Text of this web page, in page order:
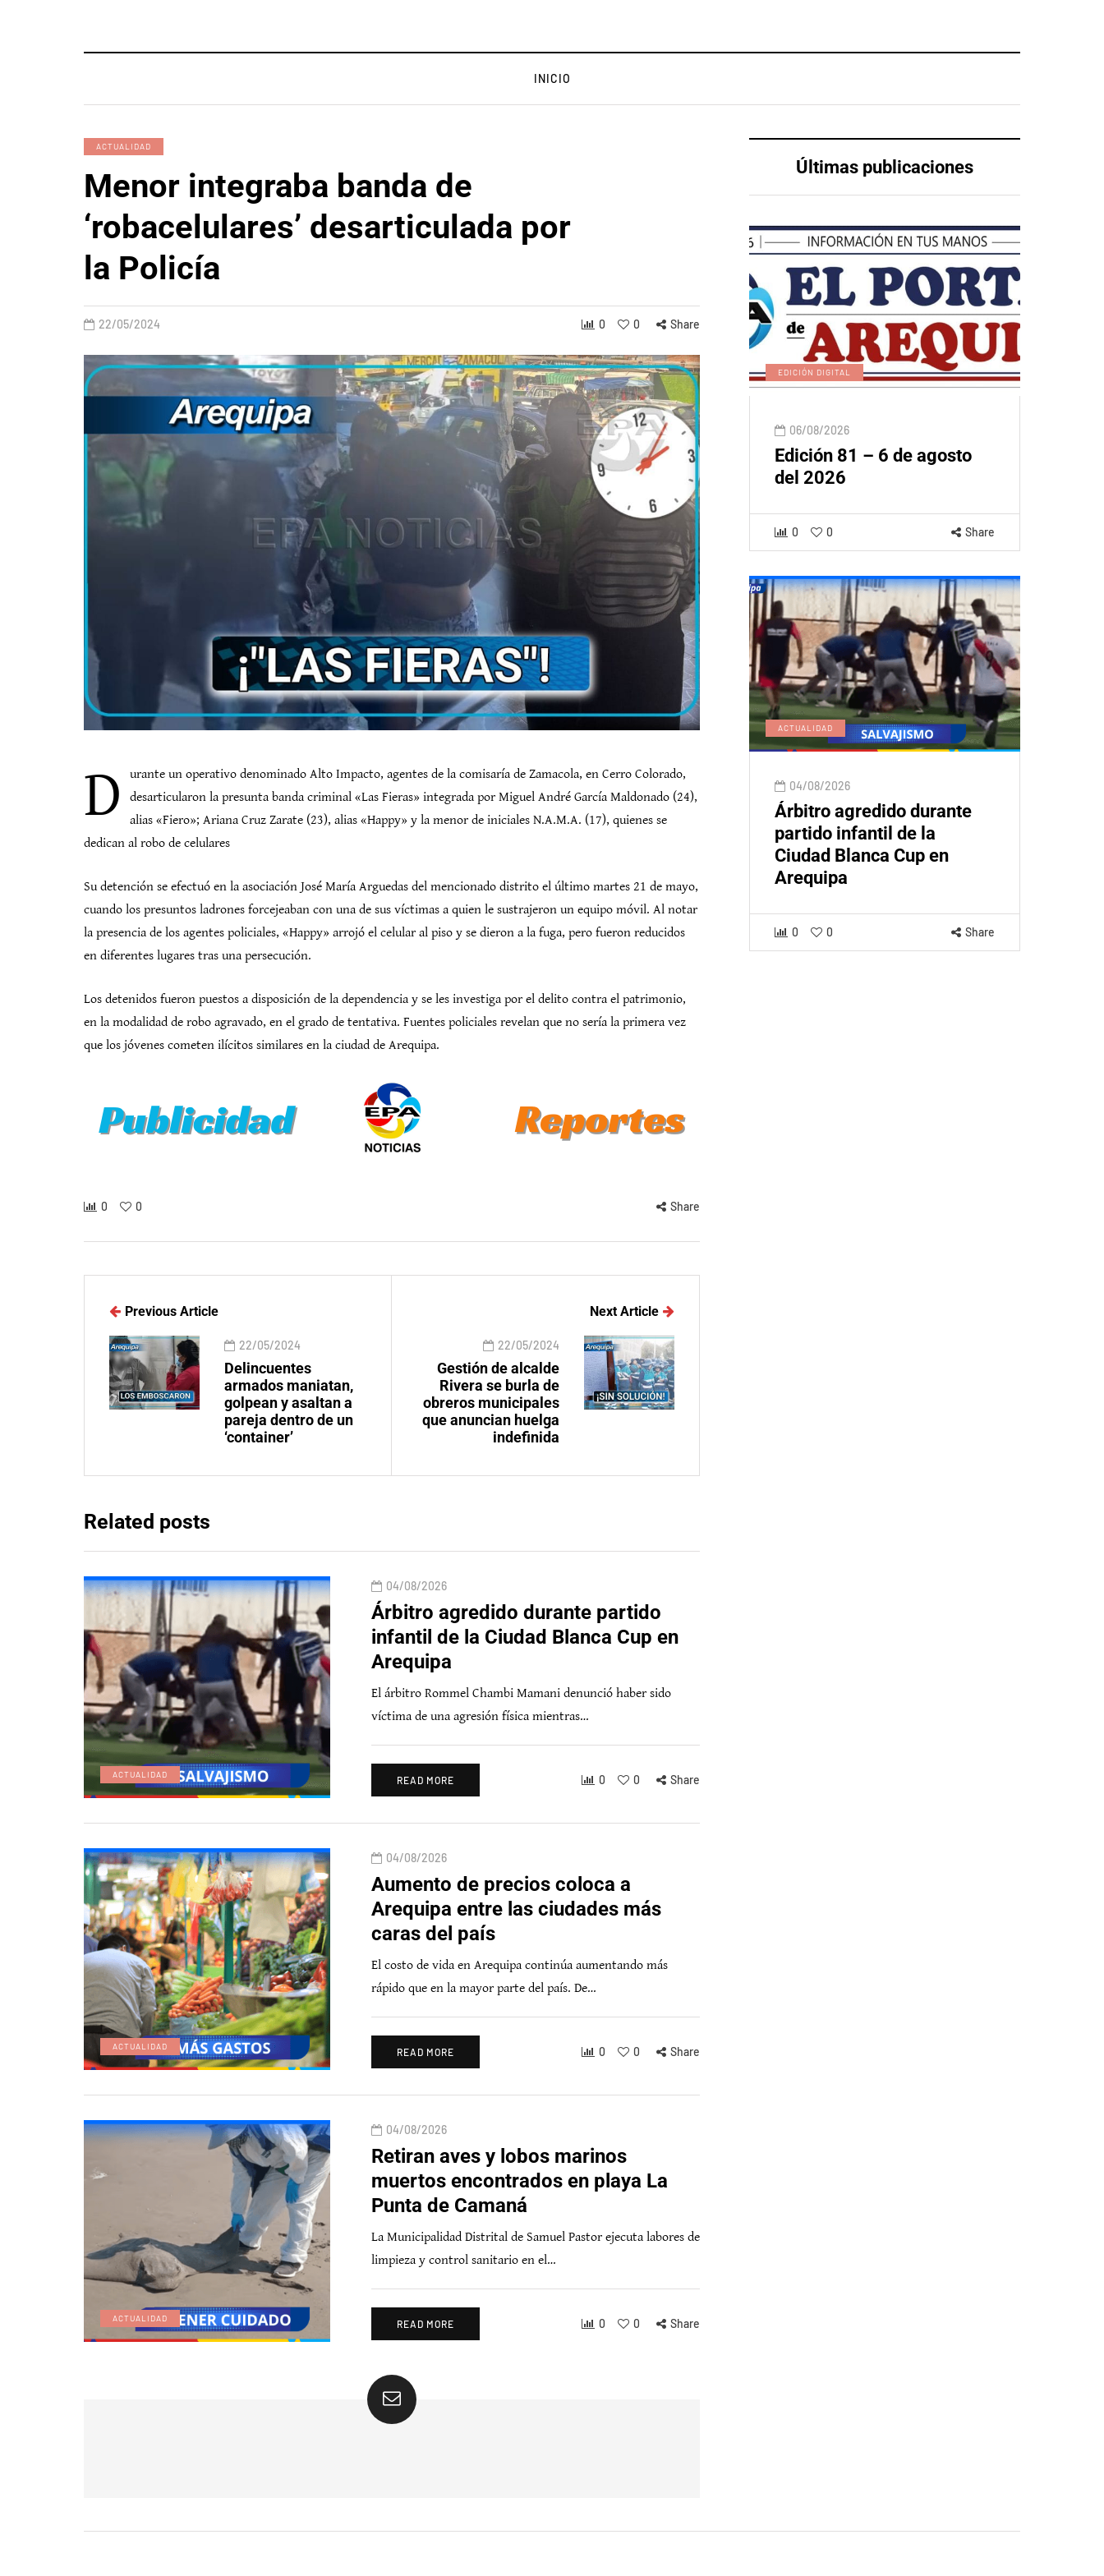
INICIO
ACTUALIDAD
Menor integraba banda de
‘robacelulares’ desarticulada por
la Policía
22/05/2024 0 0 Share
D
urante un operativo denominado Alto Impacto, agentes de la comisaría de Zamacola, en Cerro Colorado,
desarticularon la presunta banda criminal «Las Fieras» integrada por Miguel André García Maldonado (24),
alias «Fiero»; Ariana Cruz Zarate (23), alias «Happy» y la menor de iniciales N.A.M.A. (17), quienes se
dedican al robo de celulares
Su detención se efectuó en la asociación José María Arguedas del mencionado distrito el último martes 21 de mayo,
cuando los presuntos ladrones forcejeaban con una de sus víctimas a quien le sustrajeron un equipo móvil. Al notar
la presencia de los agentes policiales, «Happy» arrojó el celular al piso y se dieron a la fuga, pero fueron reducidos
en diferentes lugares tras una persecución.
Los detenidos fueron puestos a disposición de la dependencia y se les investiga por el delito contra el patrimonio,
en la modalidad de robo agravado, en el grado de tentativa. Fuentes policiales revelan que no sería la primera vez
que los jóvenes cometen ilícitos similares en la ciudad de Arequipa.
0 0 Share
Últimas publicaciones
EDICIÓN DIGITAL
06/08/2026
Edición 81 – 6 de agosto
del 2026
0 0 Share
ACTUALIDAD
04/08/2026
Árbitro agredido durante
partido infantil de la
Ciudad Blanca Cup en
Arequipa
0 0 Share
Previous Article
22/05/2024
Delincuentes
armados maniatan,
golpean y asaltan a
pareja dentro de un
‘container’
Next Article
22/05/2024
Gestión de alcalde
Rivera se burla de
obreros municipales
que anuncian huelga
indefinida
Related posts
ACTUALIDAD
04/08/2026
Árbitro agredido durante partido
infantil de la Ciudad Blanca Cup en
Arequipa
El árbitro Rommel Chambi Mamani denunció haber sido
víctima de una agresión física mientras…
READ MORE 0 0 Share
ACTUALIDAD
04/08/2026
Aumento de precios coloca a
Arequipa entre las ciudades más
caras del país
El costo de vida en Arequipa continúa aumentando más
rápido que en la mayor parte del país. De…
READ MORE 0 0 Share
ACTUALIDAD
04/08/2026
Retiran aves y lobos marinos
muertos encontrados en playa La
Punta de Camaná
La Municipalidad Distrital de Samuel Pastor ejecuta labores de
limpieza y control sanitario en el…
READ MORE 0 0 Share